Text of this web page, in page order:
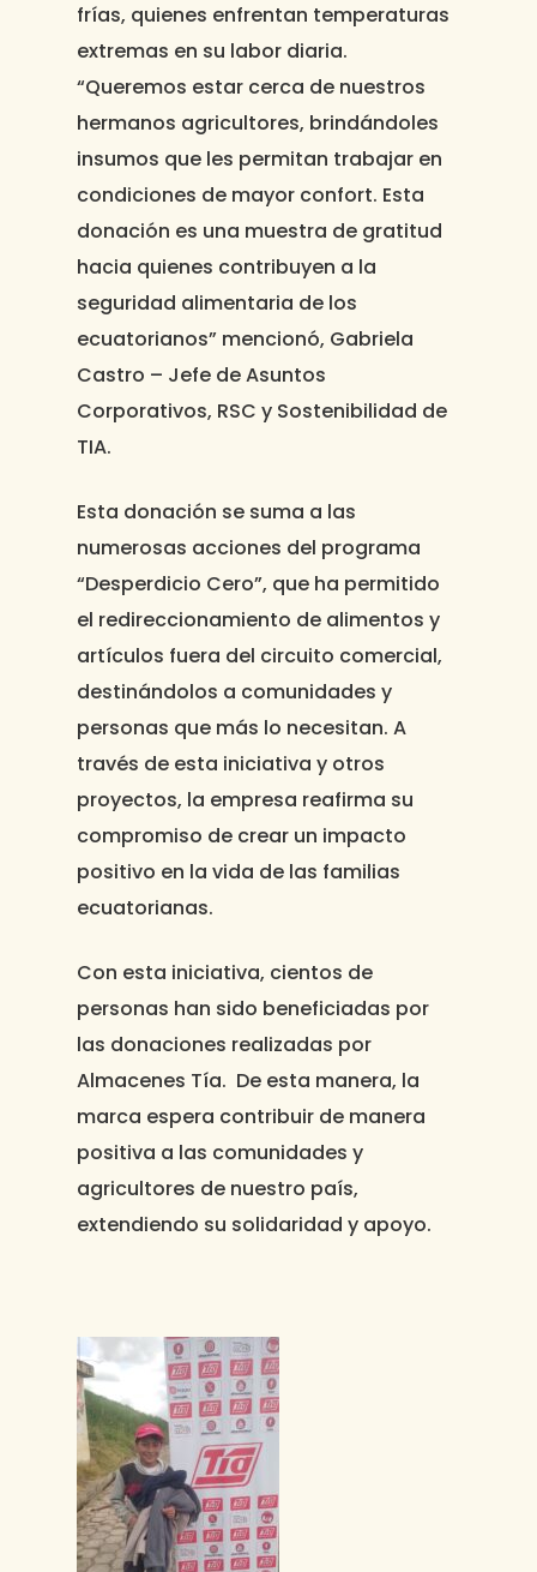
frías, quienes enfrentan temperaturas
extremas en su labor diaria.
“Queremos estar cerca de nuestros
hermanos agricultores, brindándoles
insumos que les permitan trabajar en
condiciones de mayor confort. Esta
donación es una muestra de gratitud
hacia quienes contribuyen a la
seguridad alimentaria de los
ecuatorianos” mencionó, Gabriela
Castro – Jefe de Asuntos
Corporativos, RSC y Sostenibilidad de
TIA.
Esta donación se suma a las
numerosas acciones del programa
“Desperdicio Cero”, que ha permitido
el redireccionamiento de alimentos y
artículos fuera del circuito comercial,
destinándolos a comunidades y
personas que más lo necesitan. A
través de esta iniciativa y otros
proyectos, la empresa reafirma su
compromiso de crear un impacto
positivo en la vida de las familias
ecuatorianas.
Con esta iniciativa, cientos de
personas han sido beneficiadas por
las donaciones realizadas por
Almacenes Tía. De esta manera, la
marca espera contribuir de manera
positiva a las comunidades y
agricultores de nuestro país,
extendiendo su solidaridad y apoyo.